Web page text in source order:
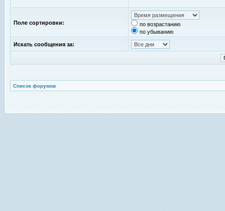
Поле сортировки:
по возрастанию
по убыванию
Искать сообщения за:
Список форумов